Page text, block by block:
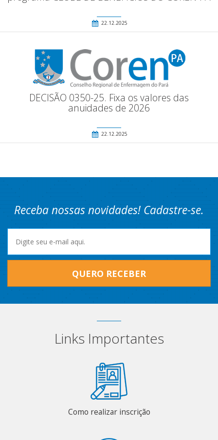
22.12.2025
DECISÃO 0350-25. Fixa os valores das
anuidades de 2026
22.12.2025
Receba nossas novidades! Cadastre-se.
QUERO RECEBER
Links Importantes
Como realizar inscrição